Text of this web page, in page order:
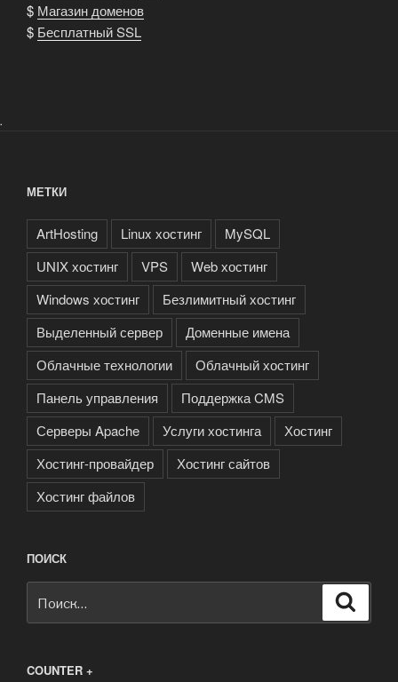
$ Магазин доменов
$ Бесплатный SSL
.
МЕТКИ
ArtHosting Linux хостинг
MySQL
UNIX хостинг
VPS
Web хостинг
Windows хостинг
Безлимитный хостинг
Выделенный сервер
Доменные имена
Облачные технологии
Облачный хостинг
Панель управления
Поддержка CMS
Серверы Apache
Услуги хостинга
Хостинг
Хостинг-провайдер
Хостинг сайтов
Хостинг файлов
ПОИСК
COUNTER +